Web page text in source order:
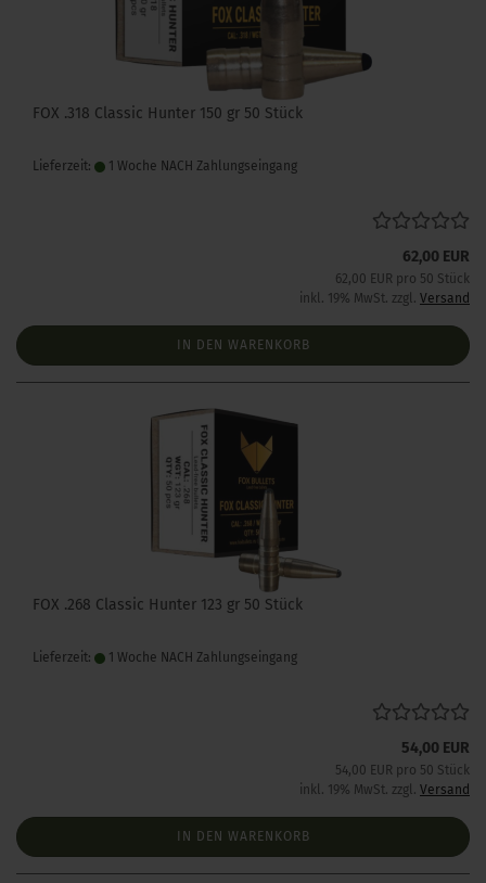
FOX .318 Classic Hunter 150 gr 50 Stück
Lieferzeit: 1 Woche NACH Zahlungseingang
62,00 EUR
62,00 EUR pro 50 Stück
inkl. 19% MwSt. zzgl. Versand
IN DEN WARENKORB
FOX .268 Classic Hunter 123 gr 50 Stück
Lieferzeit: 1 Woche NACH Zahlungseingang
54,00 EUR
54,00 EUR pro 50 Stück
inkl. 19% MwSt. zzgl. Versand
IN DEN WARENKORB